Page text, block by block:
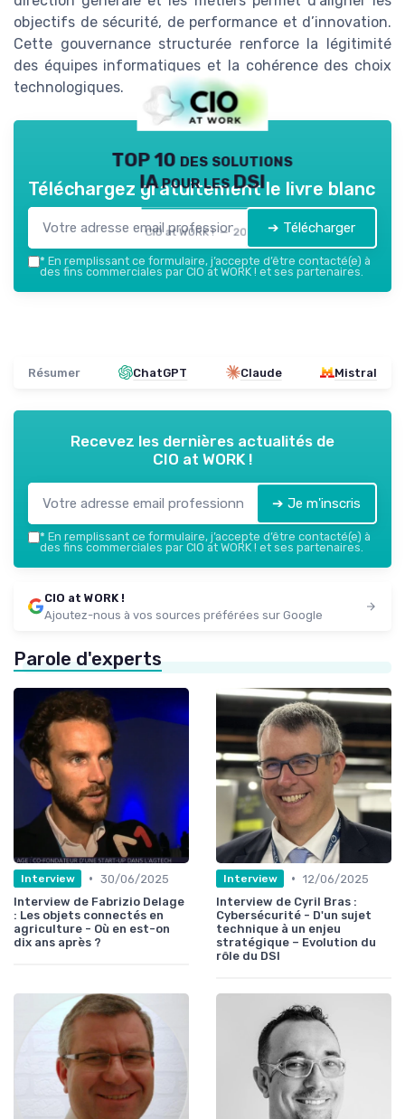
objectifs de sécurité, de performance et d’innovation.
Cette gouvernance structurée renforce la légitimité
des équipes informatiques et la cohérence des choix
technologiques.
TOP 10 des solutions
IA pour les DSI
CIO at WORK ! — 2026
Téléchargez gratuitement le livre blanc
➔ Télécharger
* En remplissant ce formulaire, j’accepte d’être contacté(e) à
des fins commerciales par CIO at WORK ! et ses partenaires.
Résumer ChatGPT Claude Mistral
Recevez les dernières actualités de
CIO at WORK !
➔ Je m'inscris
* En remplissant ce formulaire, j’accepte d’être contacté(e) à
des fins commerciales par CIO at WORK ! et ses partenaires.
CIO at WORK !
Ajoutez-nous à vos sources préférées sur Google
Parole d'experts
Interview • 30/06/2025
Interview de Fabrizio Delage
: Les objets connectés en
agriculture - Où en est-on
dix ans après ?
Interview • 12/06/2025
Interview de Cyril Bras :
Cybersécurité - D'un sujet
technique à un enjeu
stratégique – Evolution du
rôle du DSI